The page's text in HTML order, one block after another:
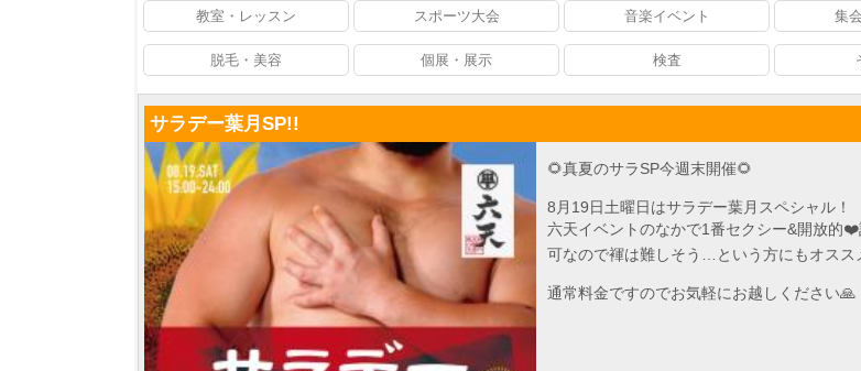
教室・レッスン
スポーツ大会 音楽イベント 集
脱毛・美容 個展・展示 検査
サラデー葉月SP!!
🌻真夏のサラSP今週末開催🌻
8月19日土曜日はサラデー葉月スペシャル！
六天イベントのなかで1番セクシー&開放的❤️
可なので褌は難しそう…という方にもオスス
通常料金ですのでお気軽にお越しください🙏